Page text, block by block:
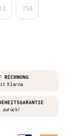
758
RECHNUNG
Klarna
zurück!